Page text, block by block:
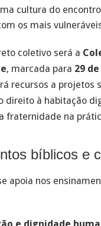
cultura do
os mais
coletivo será a
, marcada para 29
recursos a projetos
direito à habitação
fraternidade na
bíblicos e
apoia nos